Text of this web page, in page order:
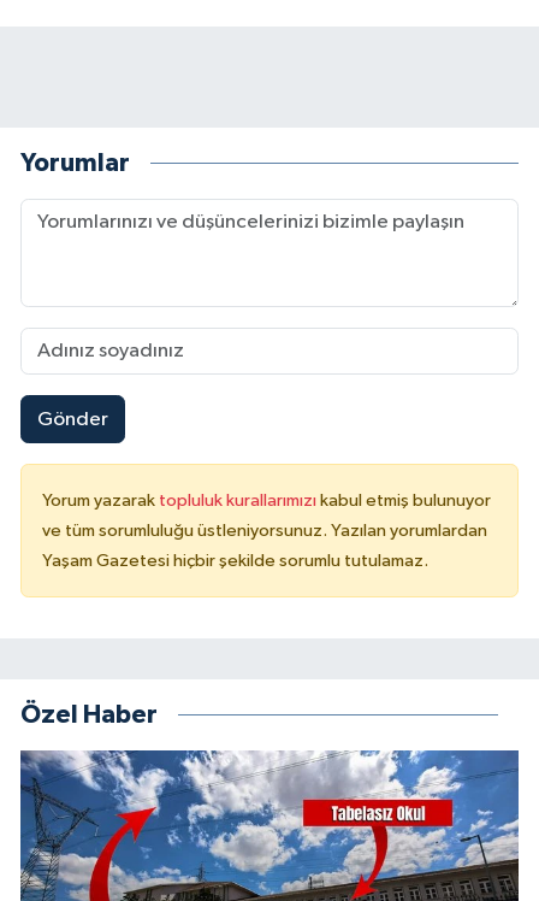
Yorumlar
Gönder
Yorum yazarak topluluk kurallarımızı kabul etmiş bulunuyor
ve tüm sorumluluğu üstleniyorsunuz. Yazılan yorumlardan
Yaşam Gazetesi hiçbir şekilde sorumlu tutulamaz.
Özel Haber